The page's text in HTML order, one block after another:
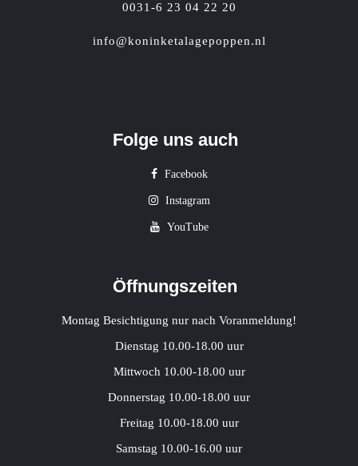
0031-6 23 04 22 20
info@koninketalagepoppen.nl
Folge uns auch
Facebook
Instagram
YouTube
Öffnungszeiten
Montag Besichtigung nur nach Voranmeldung!
Dienstag 10.00-18.00 uur
Mittwoch 10.00-18.00 uur
Donnerstag 10.00-18.00 uur
Freitag 10.00-18.00 uur
Samstag 10.00-16.00 uur